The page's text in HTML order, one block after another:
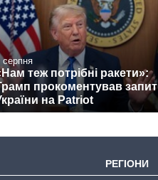
серпня
теж потрібні ракети»:
прокоментував запит
на Patriot
РЕГІОНИ